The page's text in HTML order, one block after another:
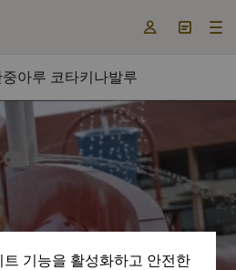
  
아루 코타키나발루
기능을 활성화하고 안전한